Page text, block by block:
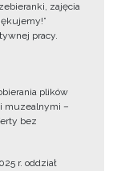
zajęcia
pracy.
plików
muzealnymi –
bez
r. oddział